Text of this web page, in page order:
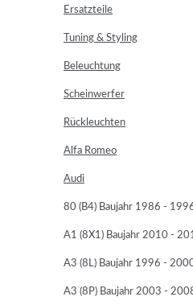
Ersatzteile
Tuning & Styling
Beleuchtung
Scheinwerfer
Rückleuchten
Alfa Romeo
Audi
80 (B4) Baujahr 1986 -
A1 (8X1) Baujahr 2010 -
A3 (8L) Baujahr 1996 -
A3 (8P) Baujahr 2003 -